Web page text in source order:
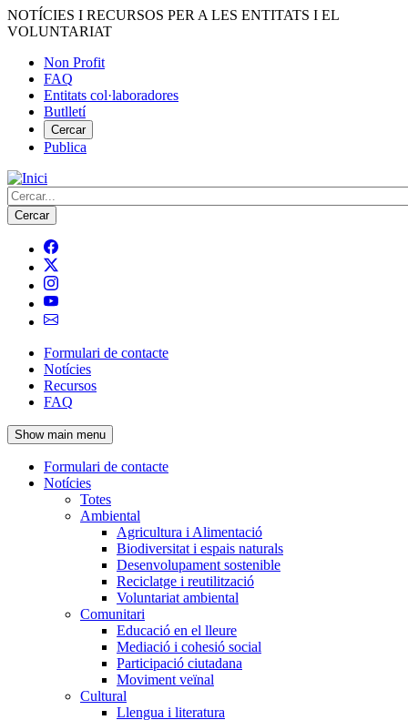
Vés
al
NOTÍCIES I RECURSOS PER A LES ENTITATS I EL
VOLUNTARIAT
Menú
del
compte
d'usuari
Non Profit
FAQ
Entitats col·laboradores
Butlletí
Cercar
Publica
Cerca
Navegació
principal
de
l'encapçalament
Formulari de contacte
Notícies
Recursos
FAQ
Show main menu
Navegació
principal
Formulari de contacte
Notícies
Totes
Ambiental
Agricultura i Alimentació
Biodiversitat i espais naturals
Desenvolupament sostenible
Reciclatge i reutilització
Voluntariat ambiental
Comunitari
Educació en el lleure
Mediació i cohesió social
Participació ciutadana
Moviment veïnal
Cultural
Llengua i literatura